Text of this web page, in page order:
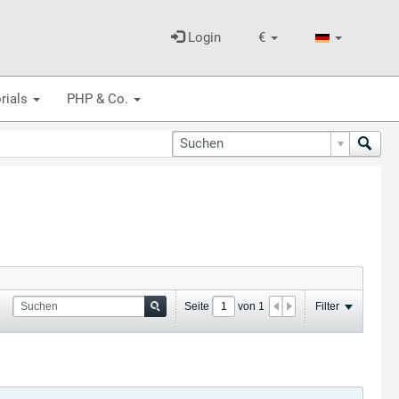
€
Login
PHP & Co.
Seite von 1 Filter